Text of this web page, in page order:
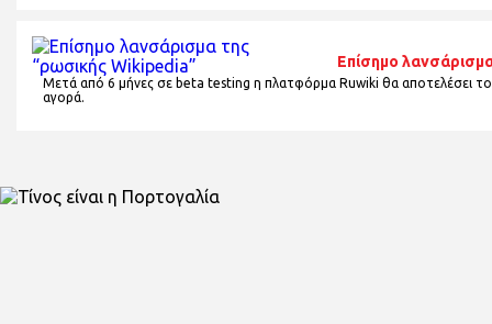
Επίσημο
Μετά από 6 μήνες σε beta testing η πλατφόρμα Ruwiki θα αποτελέσει
αγορά.